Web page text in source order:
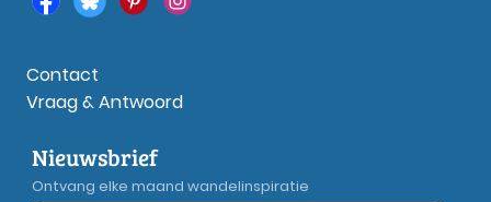
Contact
Vraag & Antwoord
Nieuwsbrief
Ontvang elke maand wandelinspiratie